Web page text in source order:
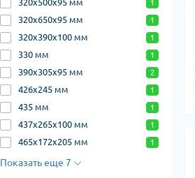
320х500х95 мм 1
320х650х95 мм 1
320х390х100 мм 1
330 мм 1
390х305х95 мм 2
426х245 мм 1
435 мм 1
437х265х100 мм 1
465х172х205 мм 1
Показать еще 7